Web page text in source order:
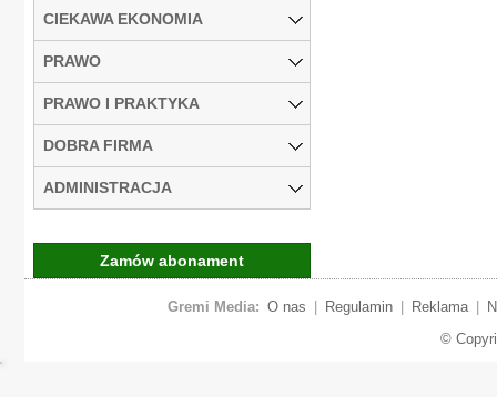
CIEKAWA EKONOMIA
PRAWO
PRAWO I PRAKTYKA
DOBRA FIRMA
ADMINISTRACJA
Zamów abonament
Gremi Media: O nas Regulamin Reklama
©